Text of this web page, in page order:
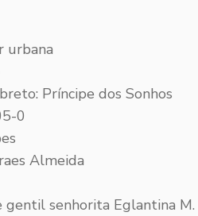
urbana
Príncipe dos Sonhos
0
Almeida
senhorita Eglantina M.